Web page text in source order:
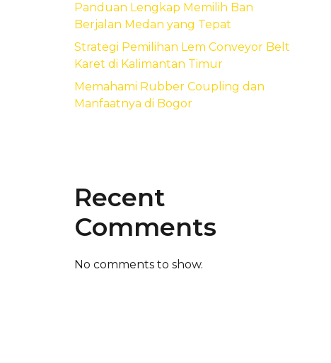
Panduan Lengkap Memilih Ban
Berjalan Medan yang Tepat
Strategi Pemilihan Lem Conveyor Belt
Karet di Kalimantan Timur
Memahami Rubber Coupling dan
Manfaatnya di Bogor
Recent
Comments
No comments to show.